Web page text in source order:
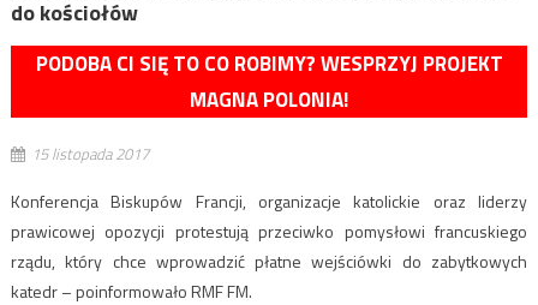
do kościołów
PODOBA CI SIĘ TO CO ROBIMY? WESPRZYJ PROJEKT
MAGNA POLONIA!
15 listopada 2017
Konferencja Biskupów Francji, organizacje katolickie oraz liderzy
prawicowej opozycji protestują przeciwko pomysłowi francuskiego
rządu, który chce wprowadzić płatne wejściówki do zabytkowych
katedr – poinformowało RMF FM.